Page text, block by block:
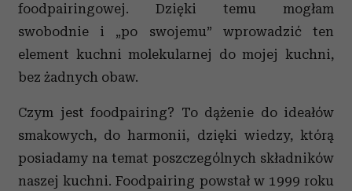
foodpairingowej. Dzięki temu mogłam
swobodnie i „po swojemu” wprowadzić ten
element kuchni molekularnej do mojej kuchni,
bez żadnych obaw.
Czym jest foodpairing? To dążenie do ideałów
smakowych, do harmonii, dzięki wiedzy, którą
posiadamy na temat poszczególnych składników
naszej kuchni.Foodpairing powstał w 1999 roku